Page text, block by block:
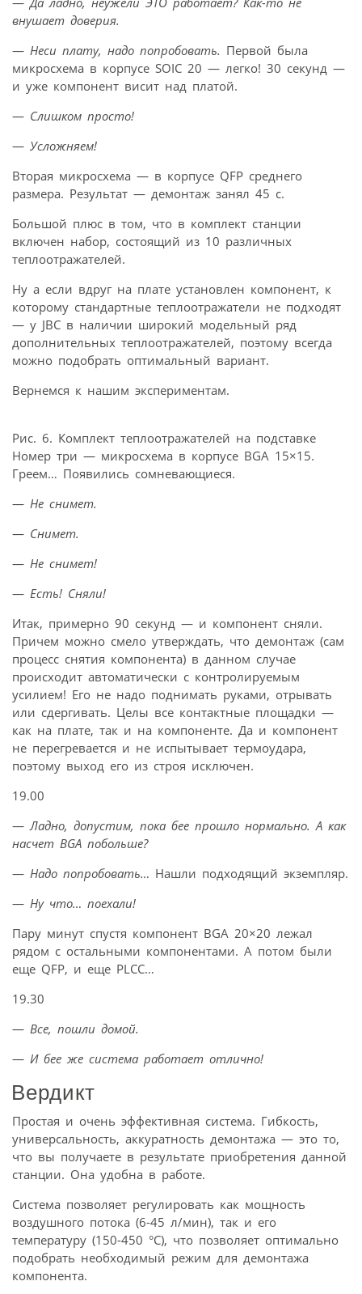
внушает доверия.
— Неси плату, надо попробовать. Первой была
микросхема в корпусе SOIC 20 — легко! 30 секунд —
и уже компонент висит над платой.
— Слишком просто!
— Усложняем!
Вторая микросхема — в корпусе QFP среднего
размера. Результат — демонтаж занял 45 с.
Большой плюс в том, что в комплект станции
включен набор, состоящий из 10 различных
теплоотражателей.
Ну а если вдруг на плате установлен компонент, к
которому стандартные теплоотражатели не подходят
— у JBC в наличии широкий модельный ряд
дополнительных теплоотражателей, поэтому всегда
можно подобрать оптимальный вариант.
Вернемся к нашим экспериментам.
Рис. 6. Комплект теплоотражателей на подставке
Номер три — микросхема в корпусе BGA 15×15.
Греем… Появились сомневающиеся.
— Не снимет.
— Снимет.
— Не снимет!
— Есть! Сняли!
Итак, примерно 90 секунд — и компонент сняли.
Причем можно смело утверждать, что демонтаж (сам
процесс снятия компонента) в данном случае
происходит автоматически с контролируемым
усилием! Его не надо поднимать руками, отрывать
или сдергивать. Целы все контактные площадки —
как на плате, так и на компоненте. Да и компонент
не перегревается и не испытывает термоудара,
поэтому выход его из строя исключен.
19.00
—Ладно, допустим, пока бее прошло нормально. А как
насчет BGA побольше?
— Надо попробовать… Нашли подходящий экземпляр.
— Ну что… поехали!
Пару минут спустя компонент BGA 20×20 лежал
рядом с остальными компонентами. А потом были
еще QFP, и еще PLCC…
19.30
— Все, пошли домой.
— И бее же система работает отлично!
Вердикт
Простая и очень эффективная система. Гибкость,
универсальность, аккуратность демонтажа — это то,
что вы получаете в результате приобретения данной
станции. Она удобна в работе.
Система позволяет регулировать как мощность
воздушного потока (6-45 л/мин), так и его
температуру (150-450 °С), что позволяет оптимально
подобрать необходимый режим для демонтажа
компонента.